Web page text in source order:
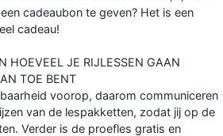
cadeaubon te geven? Het is een
cadeau!
HOEVEEL JE RIJLESSEN GAAN
TOE BENT
voorop, daarom communiceren
van de lespakketten, zodat jij op de
Verder is de proefles gratis en